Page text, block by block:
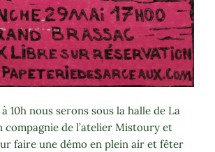
10h nous serons sous la halle de La
compagnie de l’atelier Mistoury et
faire une démo en plein air et fêter